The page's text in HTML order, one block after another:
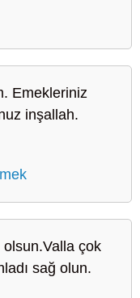
Emekleriniz
inşallah.
olsun.Valla çok
sağ olun.